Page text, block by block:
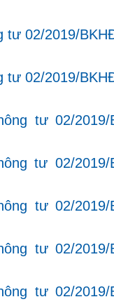
tư 02/2019/
tư 02/2019/
tư 02/
tư 02/
tư 02/
tư 02/
tư 02/